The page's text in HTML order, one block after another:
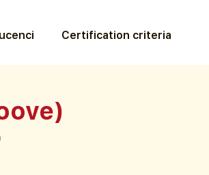
Certification criteria